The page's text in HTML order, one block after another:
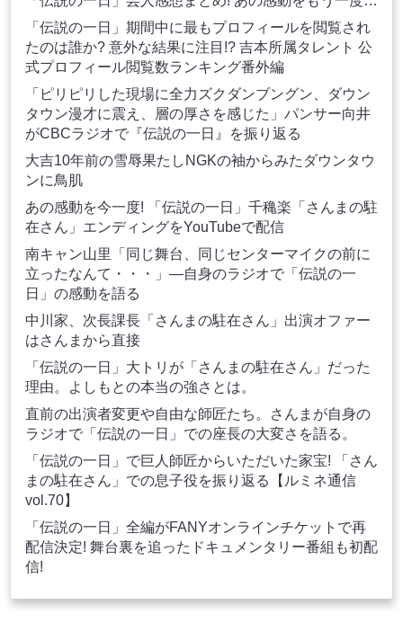
「伝説の一日」期間中に最もプロフィールを閲覧され
たのは誰か? 意外な結果に注目!? 吉本所属タレント 公
式プロフィール閲覧数ランキング番外編
「ピリピリした現場に全力ズクダンブングン、ダウン
タウン漫才に震え、層の厚さを感じた」パンサー向井
がCBCラジオで『伝説の一日』を振り返る
大吉10年前の雪辱果たしNGKの袖からみたダウンタウ
ンに鳥肌
あの感動を今一度! 「伝説の一日」千穐楽「さんまの駐
在さん」エンディングをYouTubeで配信
南キャン山里「同じ舞台、同じセンターマイクの前に
立ったなんて・・・」―自身のラジオで「伝説の一
日」の感動を語る
中川家、次長課長「さんまの駐在さん」出演オファー
はさんまから直接
「伝説の一日」大トリが「さんまの駐在さん」だった
理由。よしもとの本当の強さとは。
直前の出演者変更や自由な師匠たち。さんまが自身の
ラジオで「伝説の一日」での座長の大変さを語る。
「伝説の一日」で巨人師匠からいただいた家宝! 「さん
まの駐在さん」での息子役を振り返る【ルミネ通信
vol.70】
「伝説の一日」全編がFANYオンラインチケットで再
配信決定! 舞台裏を追ったドキュメンタリー番組も初配
信!